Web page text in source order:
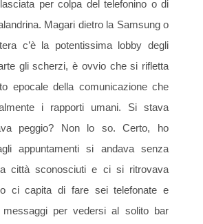
per colpa del telefonino o di
Magari dietro la Samsung o
c’è la potentissima lobby degli
gli scherzi, è ovvio che si rifletta
epocale della comunicazione che
i rapporti umani. Si stava
peggio? Non lo so. Certo, ho
appuntamenti si andava senza
città sconosciuti e ci si ritrovava
ci capita di fare sei telefonate e
messaggi per vedersi al solito bar